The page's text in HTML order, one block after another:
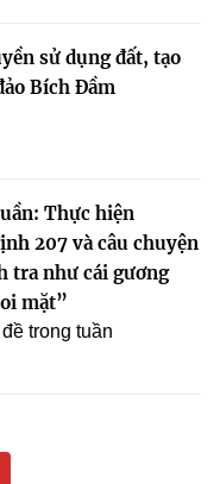
sử dụng đất, tạo
Bích Đầm
Thực hiện
207 và câu chuyện
tra như cái gương
mặt”
trong tuần